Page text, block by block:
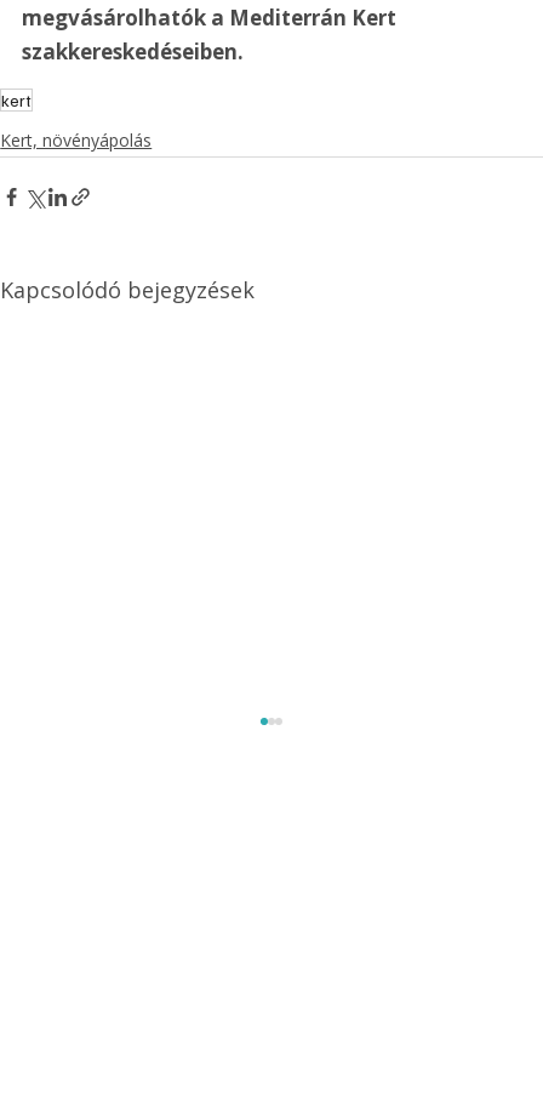
megvásárolhatók a Mediterrán Kert
szakkereskedéseiben.
kert
Kert, növényápolás
Kapcsolódó bejegyzések